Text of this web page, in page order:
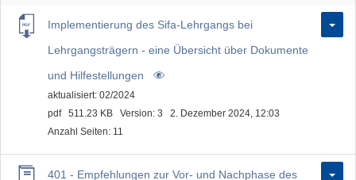
Implementierung des Sifa-Lehrgangs bei
Lehrgangsträgern - eine Übersicht über Dokumente
und Hilfestellungen
aktualisiert: 02/2024
pdf 511.23 KB Version: 3
2. Dezember 2024, 12:03
Anzahl Seiten: 11
401 - Empfehlungen zur Vor- und Nachphase des